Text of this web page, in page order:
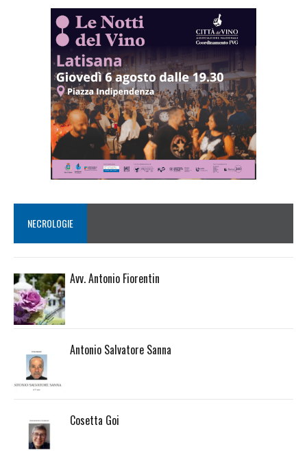
NECROLOGIE
Avv. Antonio Fiorentin
Antonio Salvatore Sanna
Cosetta Goi